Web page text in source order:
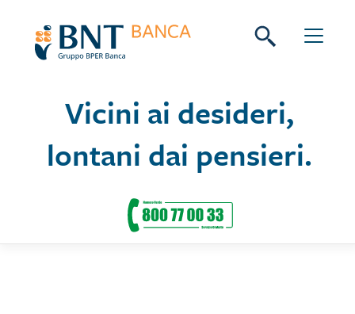
Vicini ai desideri,
lontani dai pensieri.
Seguici su: